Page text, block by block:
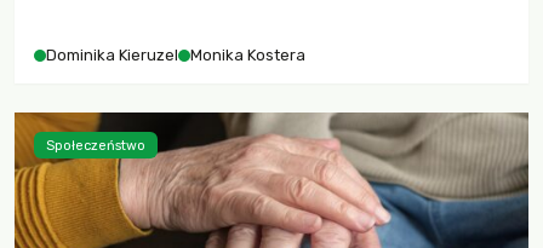
Dominika Kieruzel Monika Kostera
Społeczeństwo